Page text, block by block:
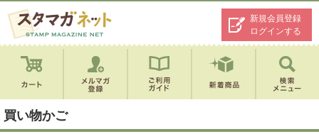
新規会員登録
ログインする
買い物かご